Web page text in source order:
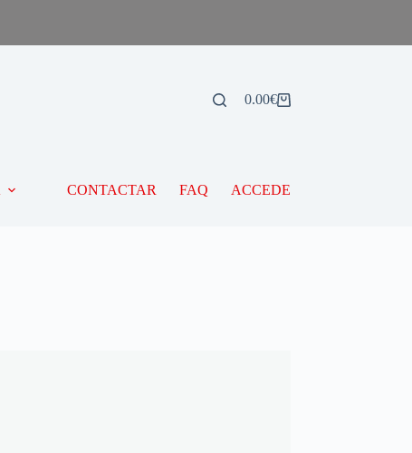
0.00€
CONTACTAR FAQ ACCEDE